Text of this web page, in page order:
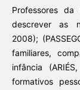
Professores da
descrever as
2008);
familiares,
infância
formativos